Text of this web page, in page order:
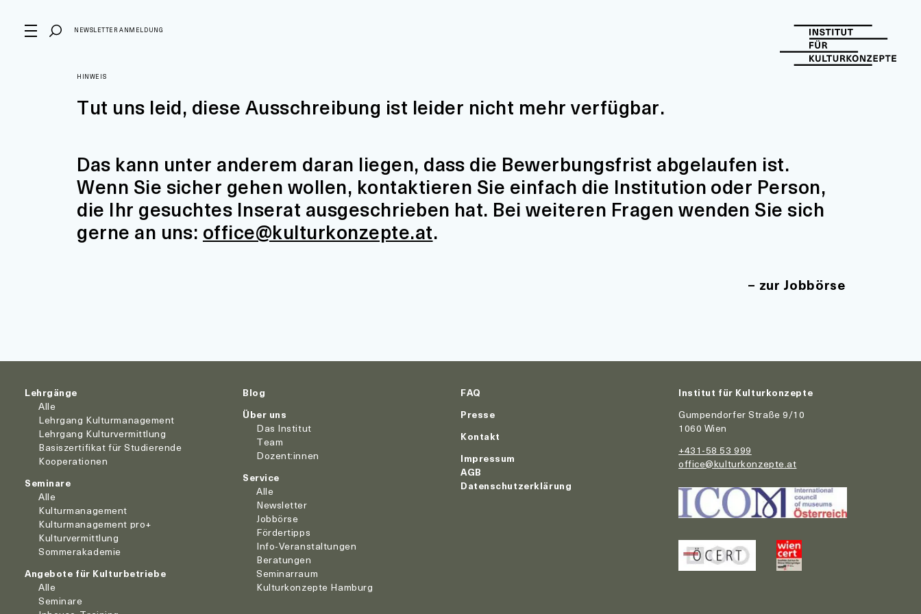
NEWSLETTER ANMELDUNG
HINWEIS
Tut uns leid, diese Ausschreibung ist leider nicht mehr verfügbar.
Das kann unter anderem daran liegen, dass die Bewerbungsfrist abgelaufen ist.
Wenn Sie sicher gehen wollen, kontaktieren Sie einfach die Institution oder Person,
die Ihr gesuchtes Inserat ausgeschrieben hat. Bei weiteren Fragen wenden Sie sich
gerne an uns: office@kulturkonzepte.at.
zur Jobbörse
Lehrgänge
Alle
Lehrgang Kulturmanagement
Lehrgang Kulturvermittlung
Basiszertifikat für Studierende
Kooperationen
Seminare
Alle
Kulturmanagement
Kulturmanagement pro+
Kulturvermittlung
Sommerakademie
Angebote für Kulturbetriebe
Alle
Seminare
Blog
Über uns
Das Institut
Team
Dozent:innen
Service
Alle
Newsletter
Jobbörse
Fördertipps
Info-Veranstaltungen
Beratungen
Seminarraum
Kulturkonzepte Hamburg
FAQ
Presse
Kontakt
Impressum
AGB
Datenschutzerklärung
Institut für Kulturkonzepte
Gumpendorfer Straße 9/10
1060 Wien
+431-58 53 999
office@kulturkonzepte.at